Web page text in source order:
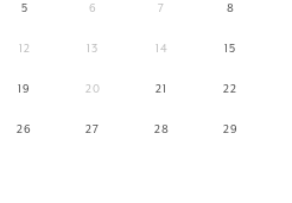
5 6 7 8
12 13 14 15
19 20 21 22
26 27 28 29